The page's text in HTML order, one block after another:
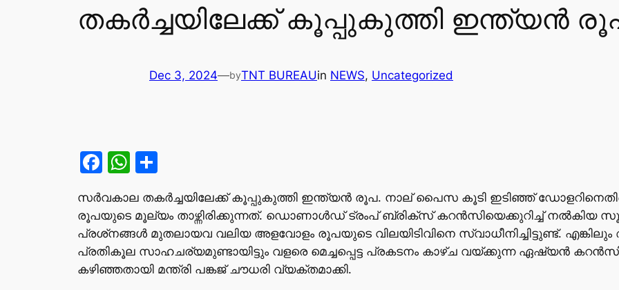
തകര്‍ച്ചയിലേക്ക് കൂപ്പുകുത്തി ഇന്ത്യന്‍
Dec 3, 2024—byTNT BUREAUin NEWS, Uncategorized
Facebook
WhatsApp
സര്‍വകാല തകര്‍ച്ചയിലേക്ക് കൂപ്പുകുത്തി ഇന്ത്യന്‍ രൂപ. നാല് പൈസ കൂടി ഇടിഞ്ഞ് ഡോളറിനെതിരെ
രൂപയുടെ മൂല്യം താഴ്ന്നിരിക്കുന്നത്. ഡൊണാള്‍ഡ് ട്രംപ് ബ്രിക്‌സ് കറന്‍സിയെക്കുറിച്ച് നല്‍കിയ
പ്രശ്‌നങ്ങള്‍ മുതലായവ വലിയ അളവോളം രൂപയുടെ വിലയിടിവിനെ സ്വാധീനിച്ചിട്ടുണ്ട്.
പ്രതികൂല സാഹചര്യമുണ്ടായിട്ടും വളരെ മെച്ചപ്പെട്ട പ്രകടനം കാഴ്ച വയ്ക്കുന്ന ഏഷ്യന്‍
കഴിഞ്ഞതായി മന്ത്രി പങ്കജ് ചൗധരി വ്യക്തമാക്കി.